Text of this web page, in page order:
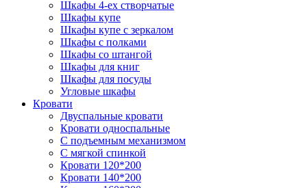
Шкафы 4-ех створчатые
Шкафы купе
Шкафы купе с зеркалом
Шкафы с полками
Шкафы со штангой
Шкафы для книг
Шкафы для посуды
Угловые шкафы
Кровати
Двуспальные кровати
Кровати односпальные
С подъемным механизмом
С мягкой спинкой
Кровати 120*200
Кровати 140*200